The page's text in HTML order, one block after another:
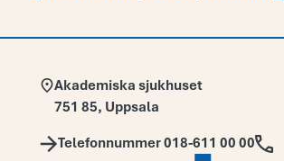
Adress:
Akademiska sjukhuset
751 85, Uppsala
Telefon:
Telefonnummer 018-611 00 00